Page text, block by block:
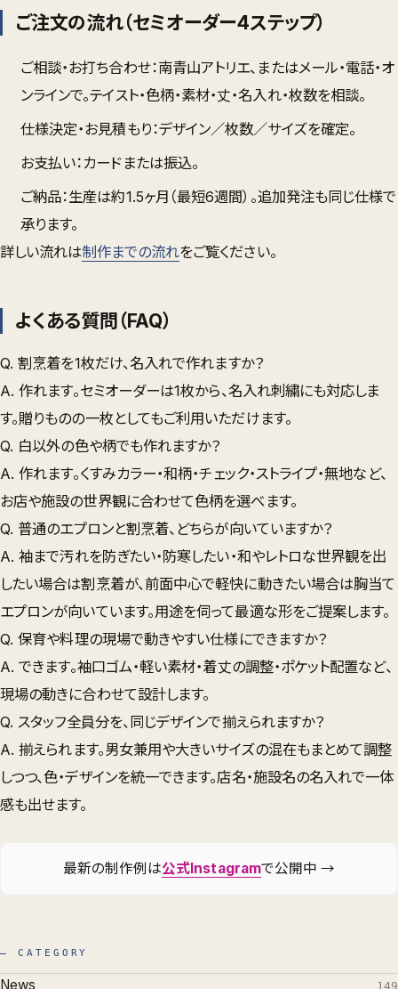
ご注文の流れ（セミオーダー4ステップ）
ご相談・お打ち合わせ：南青山アトリエ、またはメール・電話・オ
ンラインで。テイスト・色柄・素材・丈・名入れ・枚数を相談。
仕様決定・お見積もり ：デザイン／枚数／サイズを確定。
お支払い：カードまたは振込。
ご納品：生産は約1.5ヶ月（最短6週間）。追加発注も同じ仕様で
承ります。
詳しい流れは制作までの流れをご覧ください。
よくある質問（FAQ）
Q. 割烹着を1枚だけ、名入れで作れますか？
A. 作れます。セミオーダーは1枚から、名入れ刺繍にも対応しま
す。贈りものの一枚としてもご利用いただけます。
Q. 白以外の色や柄でも作れますか？
A. 作れます。くすみカラー・和柄・チェック・ストライプ・無地など、
お店や施設の世界観に合わせて色柄を選べます。
Q. 普通のエプロンと割烹着、どちらが向いていますか？
A. 袖まで汚れを防ぎたい・防寒したい・和やレトロな世界観を出
したい場合は割烹着が、前面中心で軽快に動きたい場合は胸当て
エプロンが向いています。用途を伺って最適な形をご提案します。
Q. 保育や料理の現場で動きやすい仕様にできますか？
A. できます。袖口ゴム・軽い素材・着丈の調整・ポケット配置など、
現場の動きに合わせて設計します。
Q. スタッフ全員分を、同じデザインで揃えられますか？
A. 揃えられます。男女兼用や大きいサイズの混在もまとめて調整
しつつ、色・デザインを統一できます。店名・施設名の名入れで一体
感も出せます。
最新の制作例は公式Instagramで公開中 →
— CATEGORY
News 149